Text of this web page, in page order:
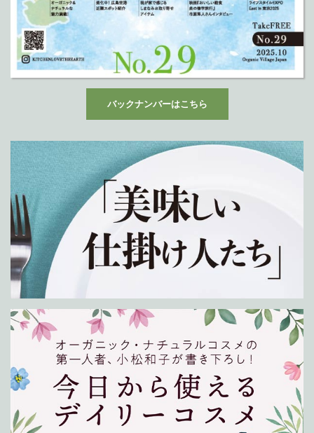
バックナンバーはこちら